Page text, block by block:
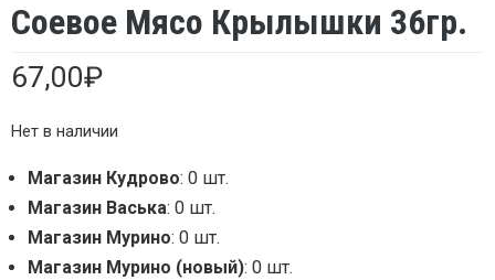
Соевое Мясо Крылышки 36гр.
67,00₽
Нет в наличии
Магазин Кудрово: 0 шт.
Магазин Васька: 0 шт.
Магазин Мурино: 0 шт.
Магазин Мурино (новый): 0 шт.